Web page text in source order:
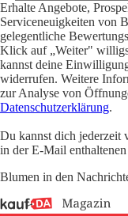
Erhalte Angebote,
Serviceneuigkeiten von
gelegentliche
Klick auf „Weiter"
kannst deine
widerrufen. Weitere
zur Analyse von
Datenschutzerklärung.
Du kannst dich jederzeit
in der E-Mail
Blumen in den